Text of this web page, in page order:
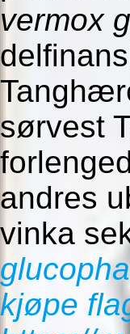
vermox
sørvest
andres
vinka
kjøpe